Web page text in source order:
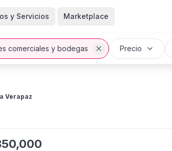
y Servicios Marketplace
comerciales y bodegas Precio
Verapaz